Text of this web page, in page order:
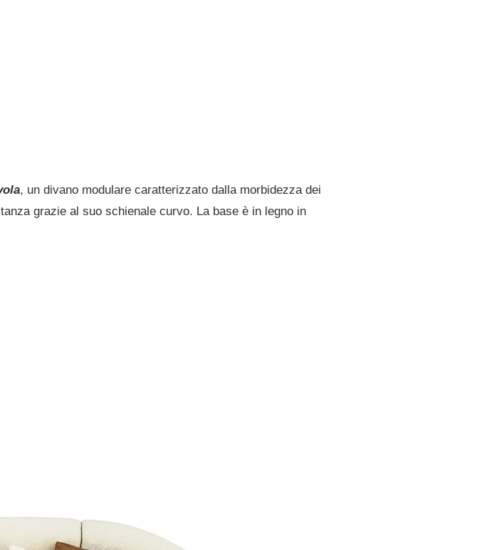
, un divano modulare caratterizzato dalla morbidezza dei
grazie al suo schienale curvo. La base è in legno in